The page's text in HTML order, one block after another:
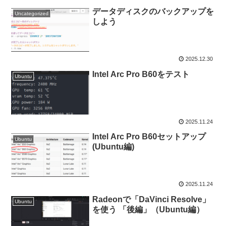
Uncategorized
データディスクのバックアップを
しよう
2025.12.30
Ubuntu Intel Arc Pro B60をテスト
2025.11.24
Ubuntu
Intel Arc Pro B60セットアップ
(Ubuntu編)
2025.11.24
Ubuntu
Radeonで「DaVinci Resolve」
を使う 「後編」（Ubuntu編）